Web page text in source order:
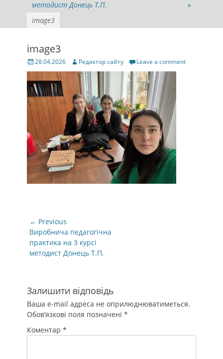
методист Донець Т.П.
»
image3
image3
Posted
on
28.04.2026 Author
Редактор сайту Leave a comment
Навігація
записів
← Previous
Previous
post:
Виробнича педагогічна
практика на 3 курсі
методист Донець Т.П.
Залишити відповідь
Ваша e-mail адреса не оприлюднюватиметься.
Обов’язкові поля позначені *
Коментар *